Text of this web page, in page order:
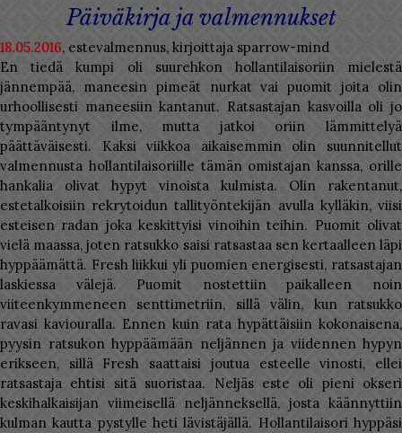
Päiväkirja ja valmennukset
18.05.2016, estevalmennus, kirjoittaja sparrow-mind
En tiedä kumpi oli suurehkon hollantilaisoriin mielestä
jännempää, maneesin pimeät nurkat vai puomit joita olin
urhoollisesti maneesiin kantanut. Ratsastajan kasvoilla oli jo
tympääntynyt ilme, mutta jatkoi oriin lämmittelyä
päättäväisesti. Kaksi viikkoa aikaisemmin olin suunnitellut
valmennusta hollantilaisoriille tämän omistajan kanssa, orille
hankalia olivat hypyt vinoista kulmista. Olin rakentanut,
estetalkoisiin rekrytoidun tallityöntekijän avulla kylläkin, viisi
esteisen radan joka keskittyisi vinoihin teihin. Puomit olivat
vielä maassa, joten ratsukko saisi ratsastaa sen kertaalleen läpi
hyppäämättä. Fresh liikkui yli puomien energisesti, ratsastajan
laskiessa välejä. Puomit nostettiin paikalleen noin
viiteenkymmeneen senttimetriin, sillä välin, kun ratsukko
ravasi kaviouralla. Ennen kuin rata hypättäisiin kokonaisena,
pyysin ratsukon hyppäämään neljännen ja viidennen hypyn
erikseen, sillä Fresh saattaisi joutua esteelle vinosti, ellei
ratsastaja ehtisi sitä suoristaa. Neljäs este oli pieni okseri
keskihalkaisijan viimeisellä neljänneksellä, josta käännyttiin
kulman kautta pystylle heti lävistäjällä. Hollantilaisori hyppäsi